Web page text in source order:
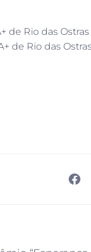
de Rio das
de Rio das